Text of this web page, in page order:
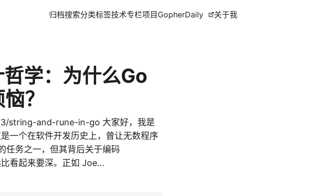
归档搜索分类标签技术专栏项目 GopherDaily 关于我
学：为什么Go
？
string-and-rune-in-go 大家好，我是
一个在软件开发历史上，曾让无数程序
任务之一，但其背后关于编码
看起来要深。正如 Joe...